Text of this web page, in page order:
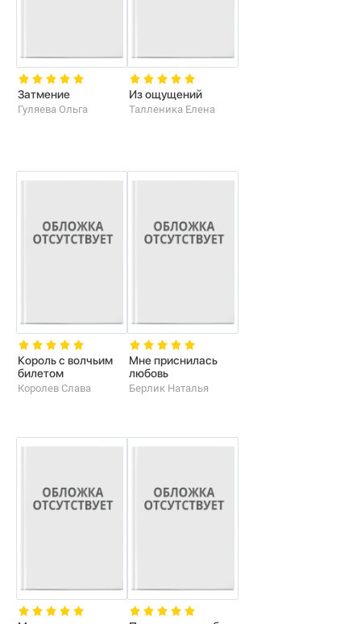
Затмение
Гуляева Ольга
Из ощущений
Талленика Елена
Король с волчьим
билетом
Королев Слава
Мне приснилась
любовь
Берлик Наталья